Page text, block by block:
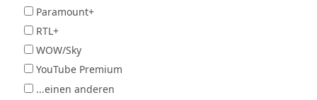
Paramount+
RTL+
WOW/Sky
YouTube Premium
...einen anderen